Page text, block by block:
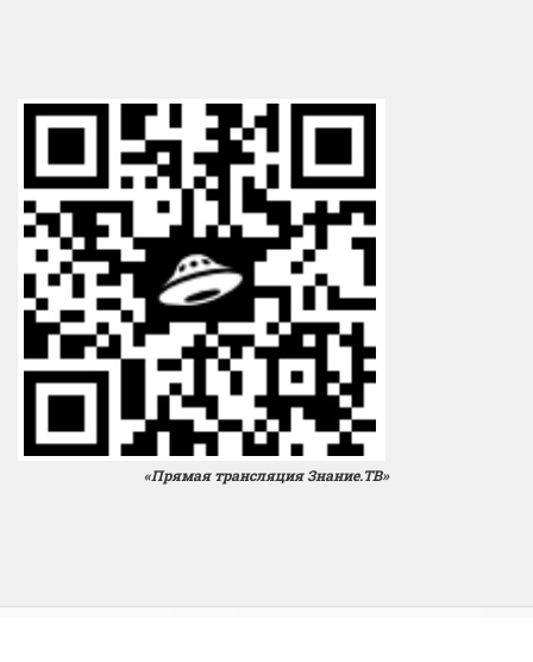
«Прямая трансляция Знание.ТВ»